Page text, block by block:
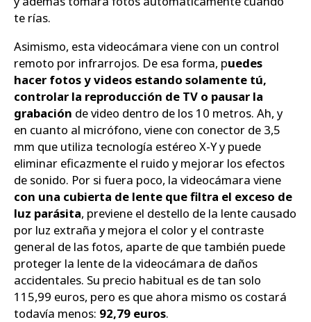
te rías.
Asimismo, esta videocámara viene con un control
remoto por infrarrojos. De esa forma, puedes
hacer fotos y videos estando solamente tú,
controlar la reproducción de TV o pausar la
grabación de video dentro de los 10 metros. Ah, y
en cuanto al micrófono, viene con conector de 3,5
mm que utiliza tecnología estéreo X-Y y puede
eliminar eficazmente el ruido y mejorar los efectos
de sonido. Por si fuera poco, la videocámara viene
con una cubierta de lente que filtra el exceso de
luz parásita, previene el destello de la lente causado
por luz extraña y mejora el color y el contraste
general de las fotos, aparte de que también puede
proteger la lente de la videocámara de daños
accidentales. Su precio habitual es de tan solo
115,99 euros, pero es que ahora mismo os costará
todavía menos: 92,79 euros.